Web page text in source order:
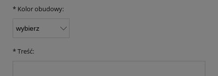
* Kolor obudowy:
*Treść: